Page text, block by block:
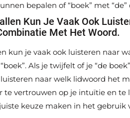
bepalen of “boek” met
Kun Je Vaak Ook
Met Het Woord.
kun je vaak ook luisteren naar
Als je twijfelt of je “de
naar welk lidwoord het
te vertrouwen op je intuïtie en
keuze maken in het gebruik